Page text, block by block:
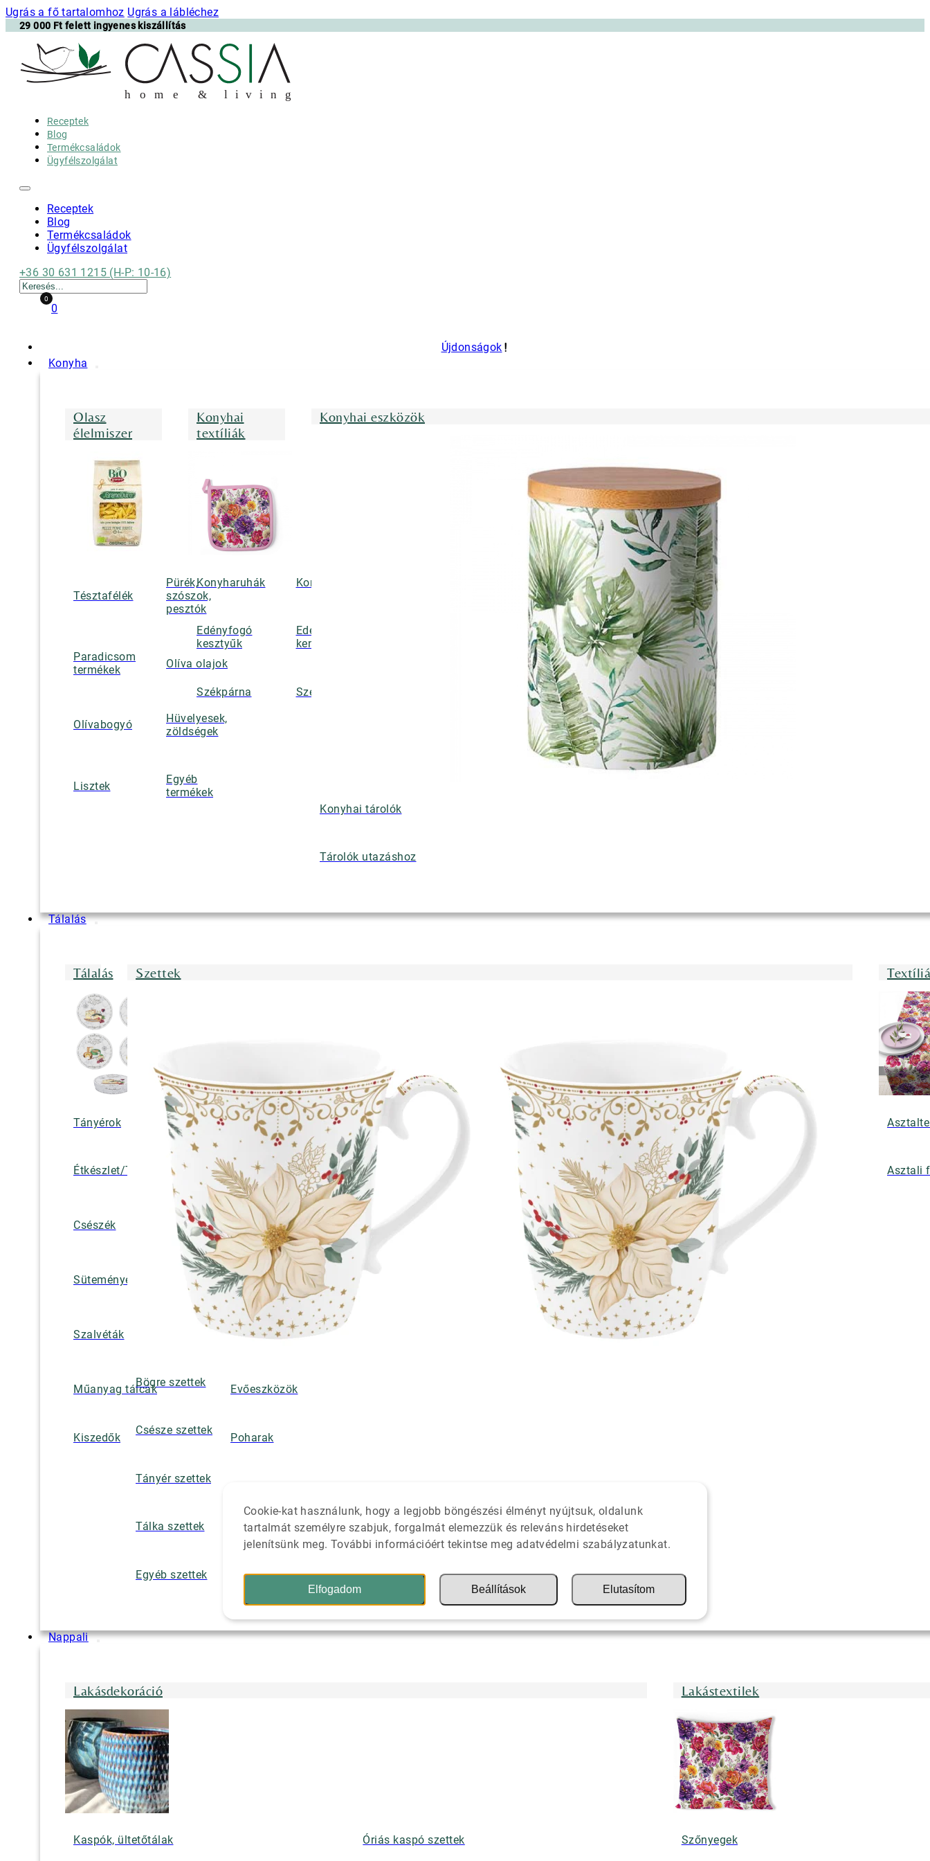
Ugrás a fő tartalomhoz Ugrás a lábléchez
29 000 Ft felett ingyenes kiszállítás
h o m e & l i v i n g
Receptek
Blog
Termékcsaládok
Ügyfélszolgálat
Receptek
Blog
Termékcsaládok
Ügyfélszolgálat
+36 30 631 1215 (H-P: 10-16)
Keresés
0
0
Újdonságok
Konyha
Olasz
élelmiszer
Tésztafélék
Pürék,
szószok,
pesztók
Paradicsom
termékek
Olíva olajok
Olívabogyó
Hüvelyesek,
zöldségek
Lisztek
Egyéb
termékek
Konyhai
textíliák
Konyharuhák Konyhai kötények
Edényfogó
kesztyűk
Edényalátétek,
kenyérkosarak
Székpárna Szettek
Konyhai eszközök
Konyhai tárolók
Tárolók utazáshoz
Tálalás
Tálalás
Tányérok Tálak/Tálcák/Tálalóedények
Étkészlet/Tányérkészlet Bögrék
Csészék
Teáskannák, kancsók,
tejkiöntők, cukortartók
Süteményes és tortatálak Pohár / tányéralátétek
Szalvéták
Szalvétatartók, só- és
borsszórók
Műanyag tálcák Evőeszközök
Kiszedők Poharak
Szettek
Bögre szettek
Csésze szettek
Tányér szettek
Tálka szettek
Egyéb szettek
Asztali
Nappali
Lakásdekoráció
Kaspók, ültetőtálak Óriás kaspó szettek
Lakástextilek
Szőnyegek
Cookie-kat használunk, hogy a legjobb böngészési élményt nyújtsuk, oldalunk
tartalmát személyre szabjuk, forgalmát elemezzük és releváns hirdetéseket
jelenítsünk meg. További információért tekintse meg adatvédelmi szabályzatunkat.
Elfogadom Beállítások Elutasítom